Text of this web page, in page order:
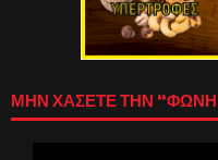
ΜΗΝ ΧΑΣΕΤΕ ΤΗΝ